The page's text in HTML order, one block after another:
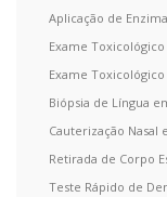
Aplicação de
Exame
Exame
Biópsia de Língua
Cauterização Nasal
Retirada de Corpo
Teste Rápido de